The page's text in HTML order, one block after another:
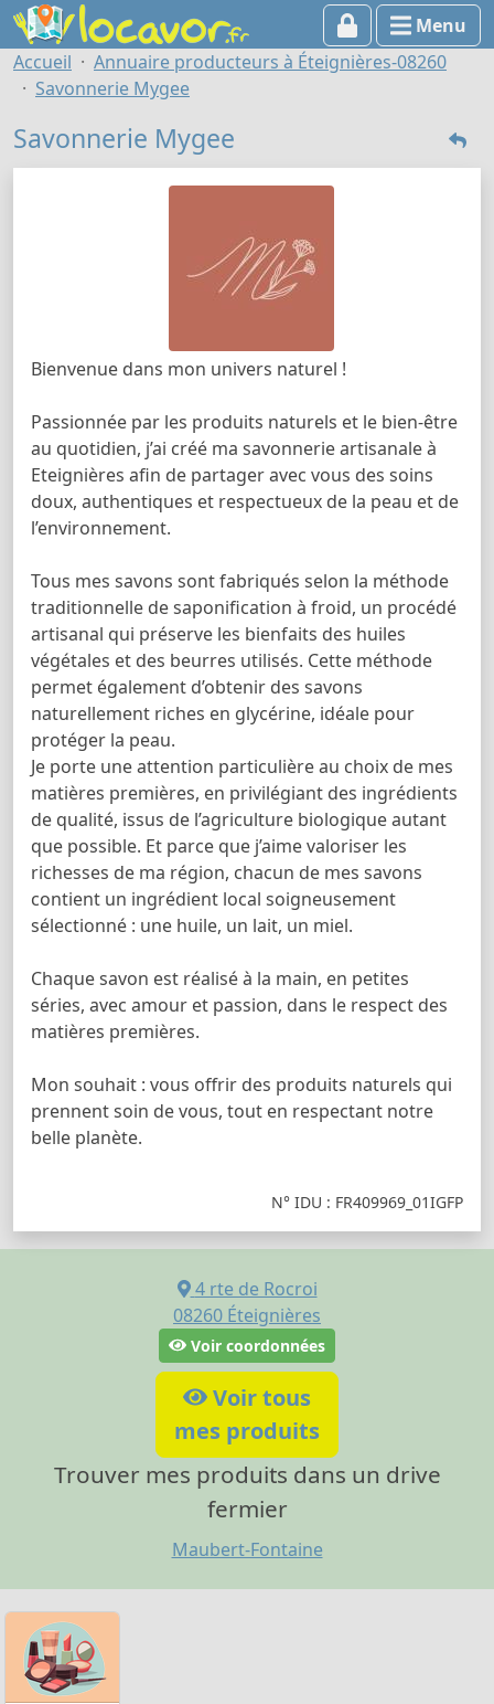
Menu
Accueil
Annuaire producteurs à Éteignières-08260
Savonnerie Mygee
Savonnerie Mygee
Bienvenue dans mon univers naturel !
Passionnée par les produits naturels et le bien-être
au quotidien, j’ai créé ma savonnerie artisanale à
Eteignières afin de partager avec vous des soins
doux, authentiques et respectueux de la peau et de
l’environnement.
Tous mes savons sont fabriqués selon la méthode
traditionnelle de saponification à froid, un procédé
artisanal qui préserve les bienfaits des huiles
végétales et des beurres utilisés. Cette méthode
permet également d’obtenir des savons
naturellement riches en glycérine, idéale pour
protéger la peau.
Je porte une attention particulière au choix de mes
matières premières, en privilégiant des ingrédients
de qualité, issus de l’agriculture biologique autant
que possible. Et parce que j’aime valoriser les
richesses de ma région, chacun de mes savons
contient un ingrédient local soigneusement
sélectionné : une huile, un lait, un miel.
Chaque savon est réalisé à la main, en petites
séries, avec amour et passion, dans le respect des
matières premières.
Mon souhait : vous offrir des produits naturels qui
prennent soin de vous, tout en respectant notre
belle planète.
N° IDU : FR409969_01IGFP
4 rte de Rocroi
08260 Éteignières
Voir coordonnées
Voir tous
mes produits
Trouver mes produits dans un drive
fermier
Maubert-Fontaine